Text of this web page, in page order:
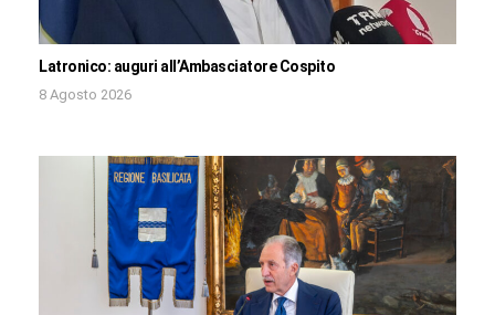
Latronico: auguri all’Ambasciatore Cospito
8 Agosto 2026